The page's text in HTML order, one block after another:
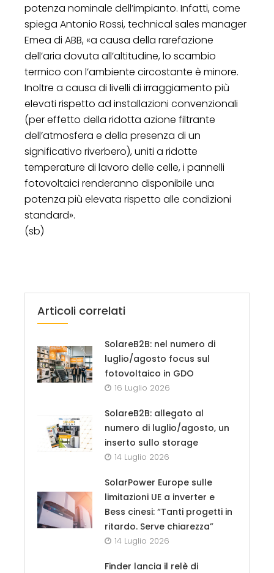
potenza nominale dell’impianto. Infatti, come
spiega Antonio Rossi, technical sales manager
Emea di ABB, «a causa della rarefazione
dell’aria dovuta all’altitudine, lo scambio
termico con l’ambiente circostante è minore.
Inoltre a causa di livelli di irraggiamento più
elevati rispetto ad installazioni convenzionali
(per effetto della ridotta azione filtrante
dell’atmosfera e della presenza di un
significativo riverbero), uniti a ridotte
temperature di lavoro delle celle, i pannelli
fotovoltaici renderanno disponibile una
potenza più elevata rispetto alle condizioni
standard».
(sb)
Articoli correlati
SolareB2B: nel numero di
luglio/agosto focus sul
fotovoltaico in GDO
16 Luglio 2026
SolareB2B: allegato al
numero di luglio/agosto, un
inserto sullo storage
14 Luglio 2026
SolarPower Europe sulle
limitazioni UE a inverter e
Bess cinesi: “Tanti progetti in
ritardo. Serve chiarezza”
14 Luglio 2026
Finder lancia il relè di